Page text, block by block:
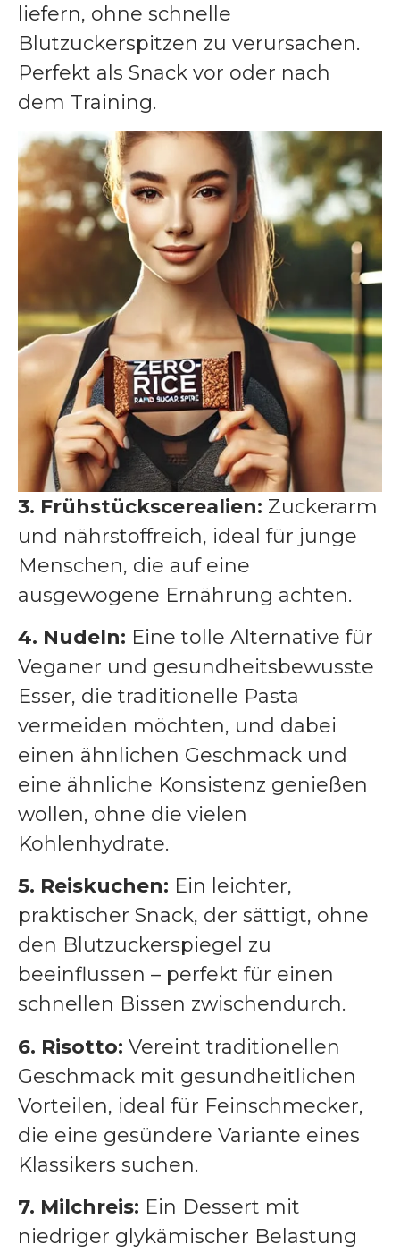
liefern, ohne schnelle
Blutzuckerspitzen zu verursachen.
Perfekt als Snack vor oder nach
dem Training.
3. Frühstückscerealien: Zuckerarm
und nährstoffreich, ideal für junge
Menschen, die auf eine
ausgewogene Ernährung achten.
4. Nudeln: Eine tolle Alternative für
Veganer und gesundheitsbewusste
Esser, die traditionelle Pasta
vermeiden möchten, und dabei
einen ähnlichen Geschmack und
eine ähnliche Konsistenz genießen
wollen, ohne die vielen
Kohlenhydrate.
5. Reiskuchen: Ein leichter,
praktischer Snack, der sättigt, ohne
den Blutzuckerspiegel zu
beeinflussen – perfekt für einen
schnellen Bissen zwischendurch.
6. Risotto: Vereint traditionellen
Geschmack mit gesundheitlichen
Vorteilen, ideal für Feinschmecker,
die eine gesündere Variante eines
Klassikers suchen.
7. Milchreis: Ein Dessert mit
niedriger glykämischer Belastung